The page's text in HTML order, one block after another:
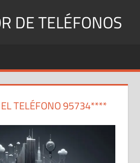
DE TELÉFONOS
TELÉFONO 95734****